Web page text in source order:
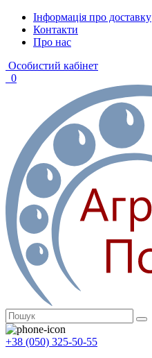
Інформація про доставку
Контакти
Про нас
Особистий кабінет
0
+38 (050) 325-50-55